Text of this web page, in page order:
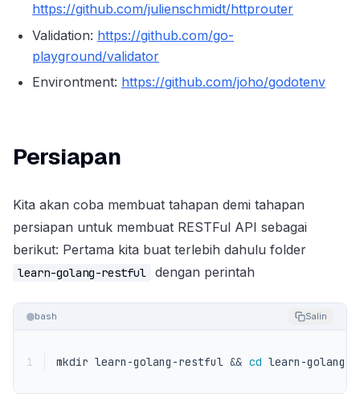
https://github.com/julienschmidt/httprouter
Validation: https://github.com/go-
playground/validator
Environtment: https://github.com/joho/godotenv
Persiapan
Kita akan coba membuat tahapan demi tahapan
persiapan untuk membuat RESTFul API sebagai
berikut: Pertama kita buat terlebih dahulu folder
learn-golang-restful dengan perintah
bash Salin
1 mkdir learn-golang-restful && cd learn-golang-